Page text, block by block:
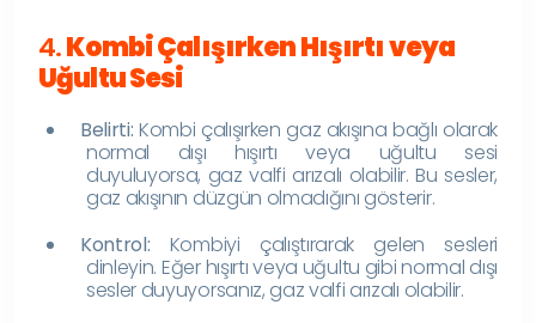
4.Kombi Çalışırken Hışırtı veya
Uğultu Sesi
Belirti: Kombi çalışırken gaz akışına bağlı olarak
normal dışı hışırtı veya uğultu sesi
duyuluyorsa, gaz valfi arızalı olabilir. Bu sesler,
gaz akışının düzgün olmadığını gösterir.
Kontrol: Kombiyi çalıştırarak gelen sesleri
dinleyin. Eğer hışırtı veya uğultu gibi normal dışı
sesler duyuyorsanız, gaz valfi arızalı olabilir.